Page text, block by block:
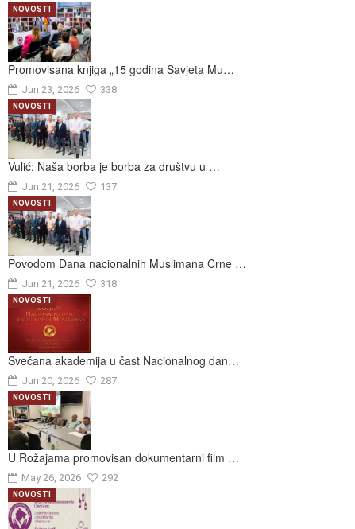
Promovisana knjiga „15 godina Savjeta Mu…
Jun 23, 2026 338
NOVOSTI
Vulić: Naša borba je borba za društvu u …
Jun 21, 2026 137
NOVOSTI
Povodom Dana nacionalnih Muslimana Crne …
Jun 21, 2026 318
NOVOSTI
Svečana akademija u čast Nacionalnog dan…
Jun 20, 2026 287
NOVOSTI
U Rožajama promovisan dokumentarni film …
May 26, 2026 292
NOVOSTI
NOVOSTI